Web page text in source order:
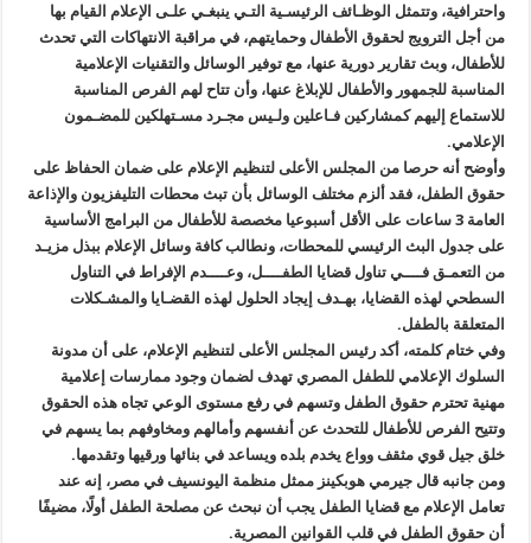
واحترافية، وتتمثل الوظـائف الرئيسـية التـي ينبغـي علـى الإعلام القيام بها
من أجل الترويج لحقوق الأطفال وحمايتهم، في مراقبة الانتهاكات التي تحدث
للأطفال، وبث تقارير دورية عنها، مع توفير الوسائل والتقنيات الإعلامية
المناسبة للجمهور والأطفال للإبلاغ عنها، وأن تتاح لهم الفرص المناسبة
للاستماع إليهم كمشاركين فـاعلين ولـيس مجـرد مسـتهلكين للمضـمون
الإعلامي.
وأوضح أنه حرصا من المجلس الأعلى لتنظيم الإعلام على ضمان الحفاظ على
حقوق الطفل، فقد ألزم مختلف الوسائل بأن تبث محطات التليفزيون والإذاعة
العامة 3 ساعات على الأقل أسبوعيا مخصصة للأطفال من البرامج الأساسية
على جدول البث الرئيسي للمحطات، ونطالب كافة وسائل الإعلام ببذل مزيـد
من التعمـق فــــي تناول قضايا الطفــــل، وعــــدم الإفراط في التناول
السطحي لهذه القضايا، بهـدف إيجاد الحلول لهذه القضـايا والمشـكلات
المتعلقة بالطفل.
وفي ختام كلمته، أكد رئيس المجلس الأعلى لتنظيم الإعلام، على أن مدونة
السلوك الإعلامي للطفل المصري تهدف لضمان وجود ممارسات إعلامية
مهنية تحترم حقوق الطفل وتسهم في رفع مستوى الوعي تجاه هذه الحقوق
وتتيح الفرص للأطفال للتحدث عن أنفسهم وأمالهم ومخاوفهم بما يسهم في
خلق جيل قوي مثقف وواع يخدم بلده ويساعد في بنائها ورقيها وتقدمها.
ومن جانبه قال جيرمي هوبكينز ممثل منظمة اليونسيف في مصر، إنه عند
تعامل الإعلام مع قضايا الطفل يجب أن نبحث عن مصلحة الطفل أولًا، مضيفًا
أن حقوق الطفل في قلب القوانين المصرية.